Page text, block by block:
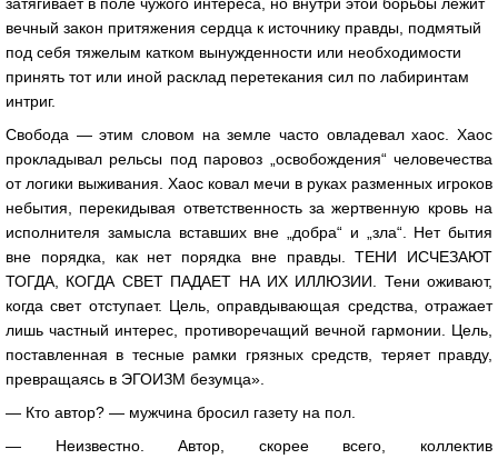
затягивает в поле чужого интереса, но внутри этой борьбы лежит
вечный закон притяжения сердца к источнику правды, подмятый
под себя тяжелым катком вынужденности или необходимости
принять тот или иной расклад перетекания сил по лабиринтам
интриг.
Свобода — этим словом на земле часто овладевал хаос. Хаос
прокладывал рельсы под паровоз „освобождения“ человечества
от логики выживания. Хаос ковал мечи в руках разменных игроков
небытия, перекидывая ответственность за жертвенную кровь на
исполнителя замысла вставших вне „добра“ и „зла“. Нет бытия
вне порядка, как нет порядка вне правды. ТЕНИ ИСЧЕЗАЮТ
ТОГДА, КОГДА СВЕТ ПАДАЕТ НА ИХ ИЛЛЮЗИИ. Тени оживают,
когда свет отступает. Цель, оправдывающая средства, отражает
лишь частный интерес, противоречащий вечной гармонии. Цель,
поставленная в тесные рамки грязных средств, теряет правду,
превращаясь в ЭГОИЗМ безумца».
— Кто автор? — мужчина бросил газету на пол.
— Неизвестно. Автор, скорее всего, коллектив